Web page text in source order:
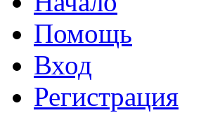
Помощь
Вход
Регистрация